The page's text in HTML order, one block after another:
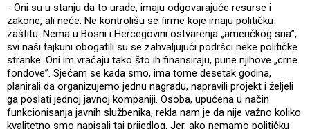
- Oni su u stanju da to urade, imaju odgovarajuće resurse i
zakone, ali neće. Ne kontrolišu se firme koje imaju političku
zaštitu. Nema u Bosni i Hercegovini ostvarenja „američkog sna”,
svi naši tajkuni obogatili su se zahvaljujući podršci neke političke
stranke. Oni im vraćaju tako što ih finansiraju, pune njihove „crne
fondove”. Sjećam se kada smo, ima tome desetak godina,
planirali da organizujemo jednu nagradu, napravili projekt i željeli
ga poslati jednoj javnoj kompaniji. Osoba, upućena u način
funkcionisanja javnih službenika, rekla nam je da nije važno koliko
kvalitetno smo napisali taj prijedlog. Jer, ako nemamo političku